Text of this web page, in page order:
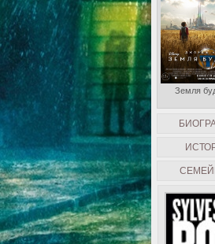
Земля